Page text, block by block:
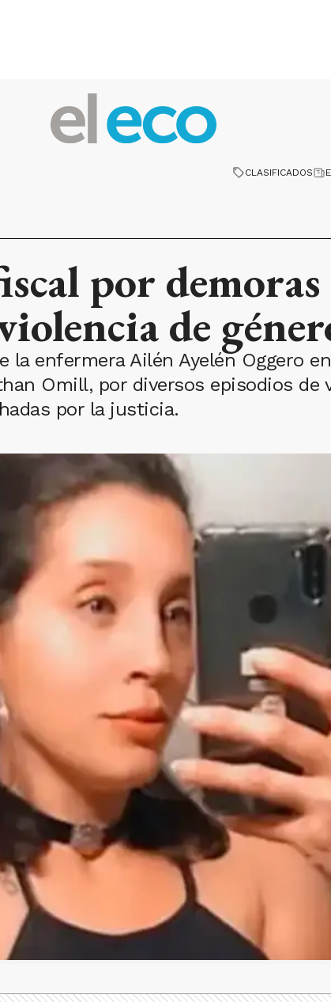
CLASIFICADOS
por
de
enfermera Ailén Ayelén Oggero
Omill, por diversos episodios de
por la justicia.